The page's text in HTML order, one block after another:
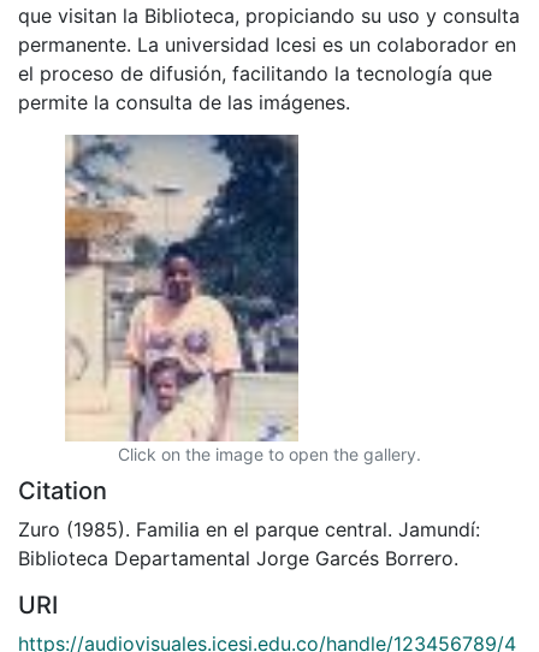
que visitan la Biblioteca, propiciando su uso y consulta
permanente. La universidad Icesi es un colaborador en
el proceso de difusión, facilitando la tecnología que
permite la consulta de las imágenes.
Click on the image to open the gallery.
Citation
Zuro (1985). Familia en el parque central. Jamundí:
Biblioteca Departamental Jorge Garcés Borrero.
URI
https://audiovisuales.icesi.edu.co/handle/123456789/4